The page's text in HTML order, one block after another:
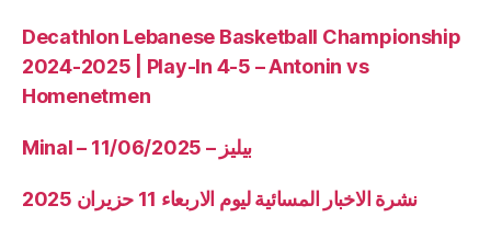
Decathlon Lebanese Basketball Championship
2024-2025 | Play-In 4-5 – Antonin vs
Homenetmen
Minal – 11/06/2025 – بيليز
نشرة الاخبار المسائية ليوم الاربعاء 11 حزيران 2025